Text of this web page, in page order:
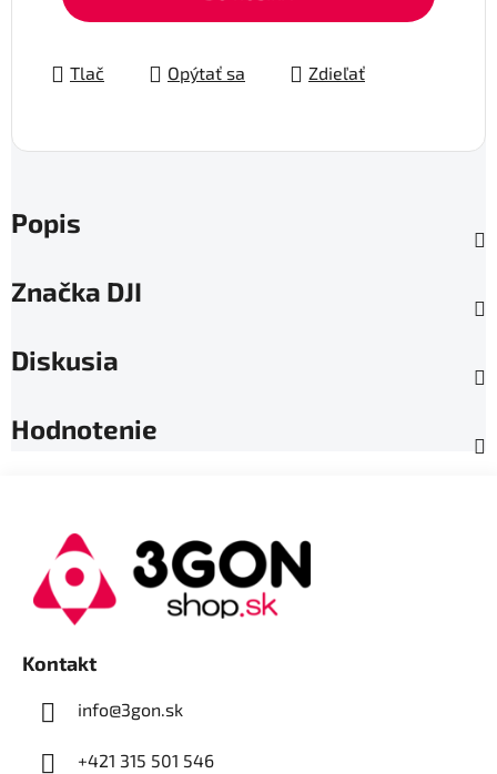
Tlač Opýtať sa Zdieľať
Popis
Značka DJI
Diskusia
Hodnotenie
Kontakt
info@3gon.sk
+421 315 501 546